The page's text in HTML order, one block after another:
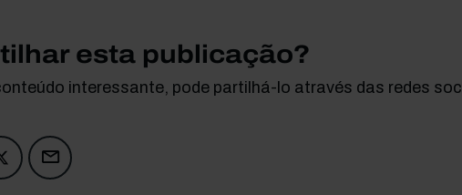
esta publicação?
interessante, pode partilhá-lo através das redes